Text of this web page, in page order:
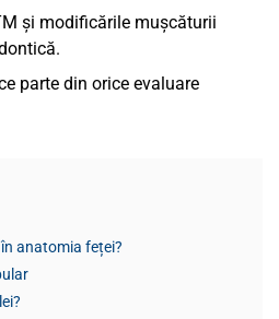
și modificările mușcăturii
parte din orice evaluare
anatomia feței?